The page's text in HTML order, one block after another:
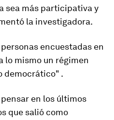
sea más participativa y
la investigadora.
encuestadas en
lo mismo un régimen
democrático" .
en los últimos
que salió como